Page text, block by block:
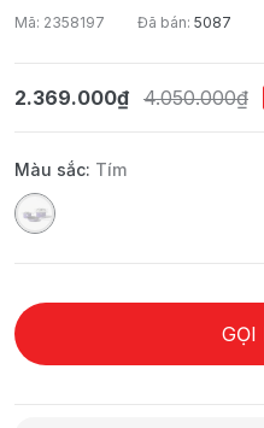
Mã: 2358197 Đã bán: 5087
2.369.000₫ 4.050.000₫
Màu sắc: Tím
GỌI